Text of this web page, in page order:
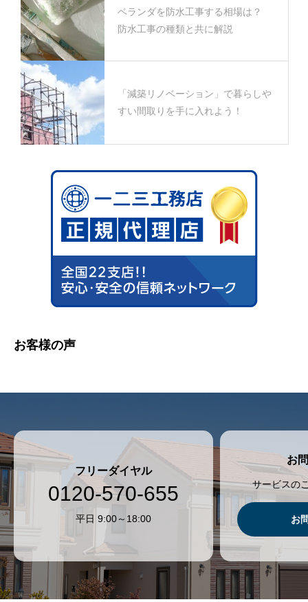
ベランダを防水工事する相場は？
防水工事の種類と共に解説
「減築リノベーション」で暮らしや
すい間取りを手に入れよう！
お客様の声
フリーダイヤル
0120-570-655
平日 9:00～18:00
お
サービスの
お